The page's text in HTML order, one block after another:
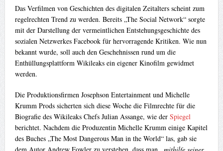
Das Verfilmen von Geschichten des digitalen Zeitalters scheint zum
regelrechten Trend zu werden. Bereits „The Social Network“ sorgte
mit der Darstellung der vermeintlichen Entstehungsgeschichte des
sozialen Netzwerkes Facebook für hervorragende Kritiken. Wie nun
bekannt wurde, soll auch den Geschehnissen rund um die
Enthüllungsplattform Wikileaks ein eigener Kinofilm gewidmet
werden.
Die Produktionsfirmen Josephson Entertainment und Michelle
Krumm Prods sicherten sich diese Woche die Filmrechte für die
Biografie des Wikileaks Chefs Julian Assange, wie der Spiegel
berichtet. Nachdem die Produzentin Michelle Krumm einige Kapitel
des Buches „The Most Dangerous Man in the World“ las, gab sie